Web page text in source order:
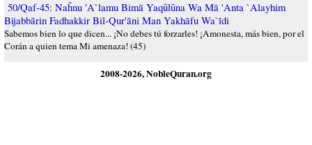
50/Qaf-45: Naĥnu 'A`lamu Bimā Yaqūlūna Wa Mā 'Anta `Alayhim
Bijabbārin Fadhakkir Bil-Qur'āni Man Yakhāfu Wa`īdi
Sabemos bien lo que dicen... ¡No debes tú forzarles! ¡Amonesta, más bien, por el
Corán a quien tema Mi amenaza! (45)
2008-2026, NobleQuran.org